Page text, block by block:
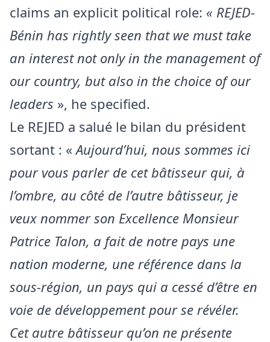
claims an explicit political role: « REJED-
Bénin has rightly seen that we must take
an interest not only in the management of
our country, but also in the choice of our
leaders », he specified.
Le REJED a salué le bilan du président
sortant : «Aujourd’hui, nous sommes ici
pour vous parler de cet bâtisseur qui, à
l’ombre, au côté de l’autre bâtisseur, je
veux nommer son Excellence Monsieur
Patrice Talon, a fait de notre pays une
nation moderne, une référence dans la
sous-région, un pays qui a cessé d’être en
voie de développement pour se révéler.
Cet autre bâtisseur qu’on ne présente